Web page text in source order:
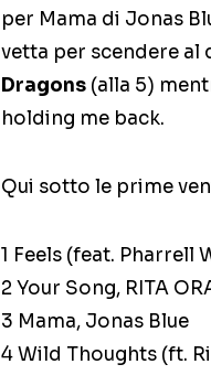
per Mama di Jonas
vetta per scendere al
Dragons (alla 5)
holding me back.
Qui sotto le prime
1 Feels (feat. Pharrell
2 Your Song, RITA
3 Mama, Jonas Blue
4 Wild Thoughts (ft.